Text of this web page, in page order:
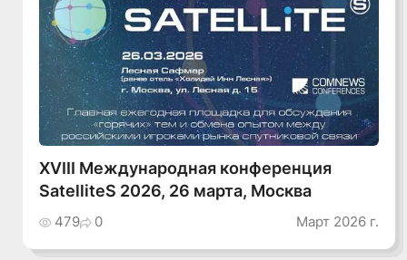
XVIII Международная конференция
SatelliteS 2026, 26 марта, Москва
479 0 Март 2026 г.